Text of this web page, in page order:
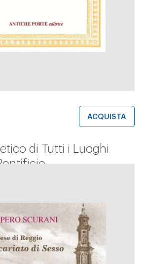
di Tutti i Luoghi
ACQUISTA